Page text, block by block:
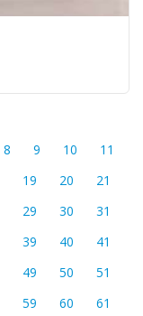
8 9 10
11
19 20
21
29 30
31
39 40
41
49 50
51
59 60
61